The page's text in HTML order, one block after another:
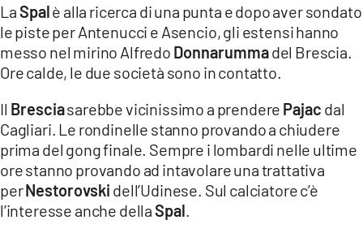
LaSpalè alla ricerca di una punta e dopo aver sondato
le piste per Antenucci e Asencio, gli estensi hanno
messo nel mirino Alfredo Donnarummadel Brescia.
Ore calde, le due società sono in contatto.
Il Bresciasarebbe vicinissimo a prendere Pajac dal
Cagliari. Le rondinelle stanno provando a chiudere
prima del gong finale. Sempre i lombardi nelle ultime
ore stanno provando ad intavolare una trattativa
perNestorovski dell’Udinese. Sul calciatore c’è
l’interesse anche dellaSpal